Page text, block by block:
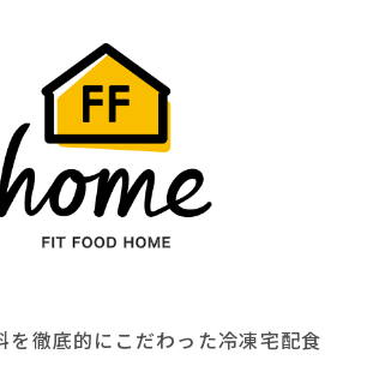
を徹底的にこだわった冷凍宅配食